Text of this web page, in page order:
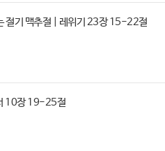
절기 맥추절 | 레위기 23장 15-22절
10장 19-25절